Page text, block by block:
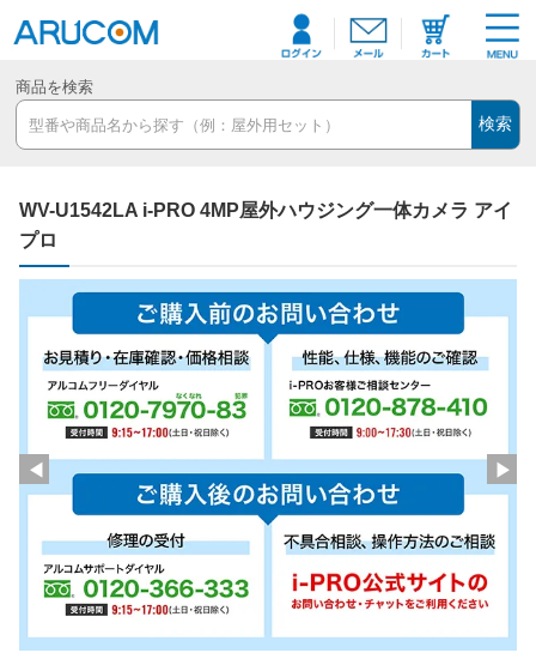
商品を検索
検索
WV-U1542LA i-PRO 4MP屋外ハウジング一体カメラ アイ
プロ
◀ ▶